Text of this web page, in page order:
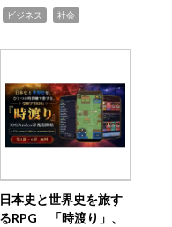
ビジネス 社会
日本史と世界史を旅す
るRPG 「時渡り」、